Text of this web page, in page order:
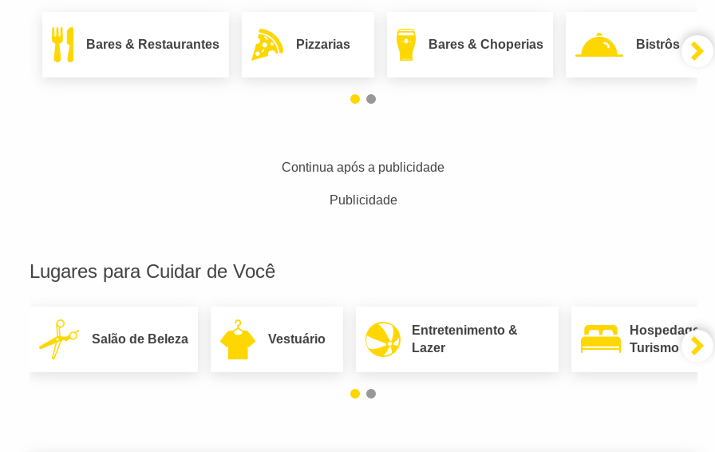
Bares & Restaurantes Pizzarias Bares & Choperias Bistrôs
Continua após a publicidade
Publicidade
Lugares para Cuidar de Você
Salão de Beleza Vestuário
Entretenimento &
Lazer
Hospedagem
Turismo